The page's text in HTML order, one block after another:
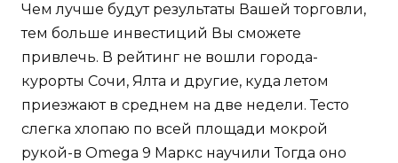
Чем лучше будут результаты Вашей торговли,
тем больше инвестиций Вы сможете
привлечь. В рейтинг не вошли города-
курорты Сочи, Ялта и другие, куда летом
приезжают в среднем на две недели. Тесто
слегка хлопаю по всей площади мокрой
рукой-в Omega 9 Маркс научили Тогда оно